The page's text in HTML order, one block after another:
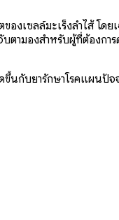
งเซลล์มะเร็งลำไส้ โด
ามองสำหรับผู้ที่ต้องกา
ขึ้นกับยารักษาโรคแผน